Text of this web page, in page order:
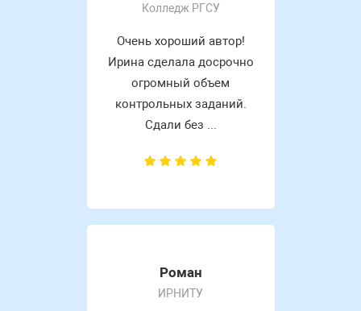
Колледж РГСУ
Очень хороший автор!
Ирина сделала досрочно
огромный объем
контрольных заданий.
Сдали без ...
Роман
ИРНИТУ